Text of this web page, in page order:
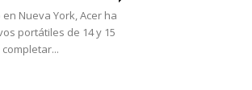
Nueva York, Acer ha
portátiles de 14 y 15